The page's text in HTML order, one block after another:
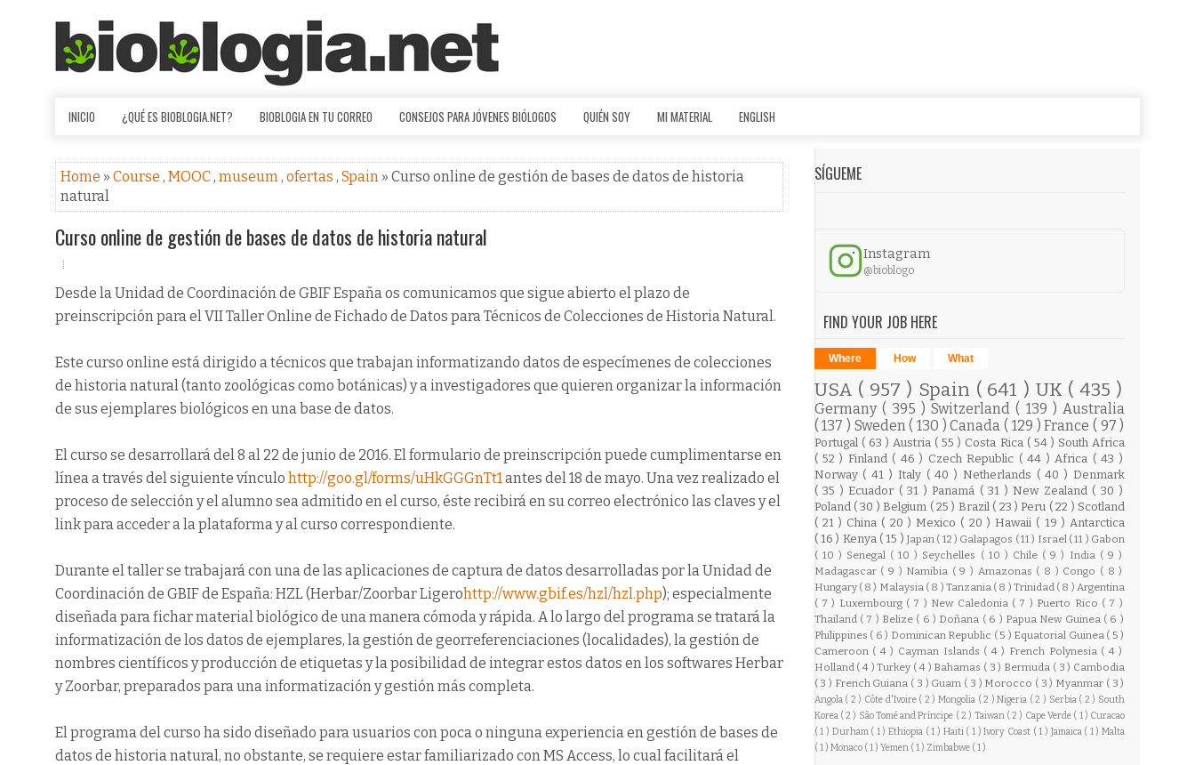
INICIO ¿QUÉ ES BIOBLOGIA.NET? BIOBLOGIA EN TU CORREO CONSEJOS PARA JÓVENES BIÓLOGOS QUIÉN SOY MI MATERIAL ENGLISH
Home » Course , MOOC, museum, ofertas , Spain » Curso online de gestión de bases de datos de historia
natural
Curso online de gestión de bases de datos de historia natural
Desde la Unidad de Coordinación de GBIF España os comunicamos que sigue abierto el plazo de
preinscripción para el VII Taller Online de Fichado de Datos para Técnicos de Colecciones de Historia Natural.
Este curso online está dirigido a técnicos que trabajan informatizando datos de especímenes de colecciones
de historia natural (tanto zoológicas como botánicas) y a investigadores que quieren organizar la información
de sus ejemplares biológicos en una base de datos.
El curso se desarrollará del 8 al 22 de junio de 2016. El formulario de preinscripción puede cumplimentarse en
línea a través del siguiente vínculo http://goo.gl/forms/uHkGGGnTt1antes del 18 de mayo. Una vez realizado el
proceso de selección y el alumno sea admitido en el curso, éste recibirá en su correo electrónico las claves y el
link para acceder a la plataforma y al curso correspondiente.
Durante el taller se trabajará con una de las aplicaciones de captura de datos desarrolladas por la Unidad de
Coordinación de GBIF de España: HZL (Herbar/Zoorbar Ligerohttp://www.gbif.es/hzl/hzl.php); especialmente
diseñada para fichar material biológico de una manera cómoda y rápida. A lo largo del programa se tratará la
informatización de los datos de ejemplares, la gestión de georreferenciaciones (localidades), la gestión de
nombres científicos y producción de etiquetas y la posibilidad de integrar estos datos en los softwares Herbar
y Zoorbar, preparados para una informatización y gestión más completa.
El programa del curso ha sido diseñado para usuarios con poca o ninguna experiencia en gestión de bases de
datos de historia natural, no obstante, se requiere estar familiarizado con MS Access, lo cual facilitará el
SÍGUEME
Instagram
@bioblogo
FIND YOUR JOB HERE
Where How What
USA ( 957 ) Spain ( 641 ) UK ( 435 )
Germany ( 395 )Switzerland( 139 )Australia
( 137 ) Sweden( 130 )Canada( 129 )France ( 97 )
Portugal ( 63 ) Austria ( 55 ) Costa Rica ( 54 ) South Africa
( 52 ) Finland ( 46 ) Czech Republic ( 44 )Africa ( 43 )
Norway ( 41 ) Italy ( 40 ) Netherlands ( 40 ) Denmark
( 35 ) Ecuador ( 31 ) Panamá ( 31 ) New Zealand ( 30 )
Poland ( 30 ) Belgium ( 25 ) Brazil ( 23 ) Peru ( 22 ) Scotland
( 21 ) China ( 20 ) Mexico ( 20 ) Hawaii ( 19 )Antarctica
( 16 ) Kenya ( 15 ) Japan ( 12 ) Galapagos ( 11 ) Israel ( 11 ) Gabon
( 10 ) Senegal ( 10 ) Seychelles ( 10 ) Chile ( 9 ) India ( 9 )
Madagascar ( 9 ) Namibia ( 9 ) Amazonas ( 8 ) Congo ( 8 )
Hungary ( 8 ) Malaysia ( 8 ) Tanzania ( 8 ) Trinidad ( 8 )Argentina
( 7 ) Luxembourg ( 7 ) New Caledonia ( 7 ) Puerto Rico ( 7 )
Thailand ( 7 ) Belize ( 6 ) Doñana ( 6 ) Papua New Guinea ( 6 )
Philippines ( 6 ) Dominican Republic ( 5 ) Equatorial Guinea ( 5 )
Cameroon ( 4 ) Cayman Islands ( 4 ) French Polynesia ( 4 )
Holland ( 4 )Turkey ( 4 ) Bahamas ( 3 ) Bermuda ( 3 ) Cambodia
( 3 ) French Guiana ( 3 ) Guam ( 3 ) Morocco ( 3 ) Myanmar ( 3 )
Angola ( 2 ) Côte d'Ivoire ( 2 ) Mongolia ( 2 )Nigeria ( 2 ) Serbia ( 2 ) South
Korea ( 2 ) São Tomé and Príncipe ( 2 ) Taiwan ( 2 ) Cape Verde ( 1 ) Curacao
( 1 ) Durham ( 1 )Ethiopia ( 1 ) Haiti ( 1 )Ivory Coast ( 1 ) Jamaica ( 1 )Malta
( 1 ) Monaco ( 1 ) Yemen ( 1 ) Zimbabwe ( 1 )